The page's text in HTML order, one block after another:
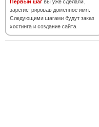
Первый шаг вы уже сделали,
зарегистрировав доменное имя.
Следующими шагами будут заказ
хостинга и создание сайта.